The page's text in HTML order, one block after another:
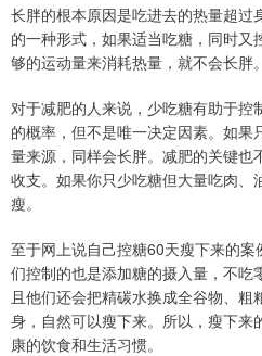
长胖的根本原因是吃进去的热量超过
的一种形式，如果适当吃糖，同时又
够的运动量来消耗热量，就不会长胖。
对于减肥的人来说，少吃糖有助于控
的概率，但不是唯一决定因素。如
量来源，同样会长胖。减肥的关键也
收支。如果你只少吃糖但大量吃肉、
瘦。
至于网上说自己控糖60天瘦下来的
们控制的也是添加糖的摄入量，不吃
且他们还会把精碳水换成全谷物、
身，自然可以瘦下来。所以，瘦下来
康的饮食和生活习惯。